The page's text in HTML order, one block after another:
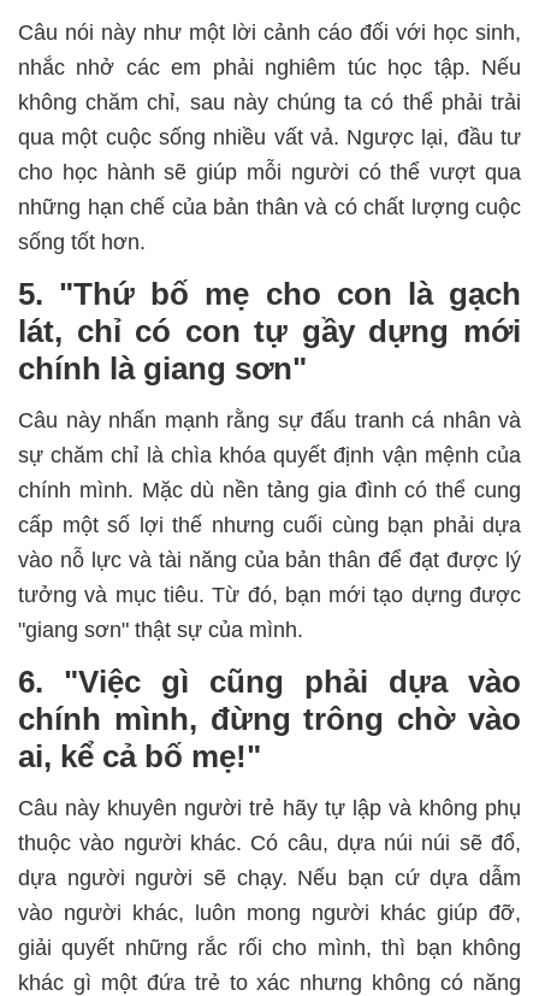
Câu nói này như một lời cảnh cáo đối với học sinh,
nhắc nhở các em phải nghiêm túc học tập. Nếu
không chăm chỉ, sau này chúng ta có thể phải trải
qua một cuộc sống nhiều vất vả. Ngược lại, đầu tư
cho học hành sẽ giúp mỗi người có thể vượt qua
những hạn chế của bản thân và có chất lượng cuộc
sống tốt hơn.
5. "Thứ bố mẹ cho con là gạch
lát, chỉ có con tự gầy dựng mới
chính là giang sơn"
Câu này nhấn mạnh rằng sự đấu tranh cá nhân và
sự chăm chỉ là chìa khóa quyết định vận mệnh của
chính mình. Mặc dù nền tảng gia đình có thể cung
cấp một số lợi thế nhưng cuối cùng bạn phải dựa
vào nỗ lực và tài năng của bản thân để đạt được lý
tưởng và mục tiêu. Từ đó, bạn mới tạo dựng được
"giang sơn" thật sự của mình.
6. "Việc gì cũng phải dựa vào
chính mình, đừng trông chờ vào
ai, kể cả bố mẹ!"
Câu này khuyên người trẻ hãy tự lập và không phụ
thuộc vào người khác. Có câu, dựa núi núi sẽ đổ,
dựa người người sẽ chạy. Nếu bạn cứ dựa dẫm
vào người khác, luôn mong người khác giúp đỡ,
giải quyết những rắc rối cho mình, thì bạn không
khác gì một đứa trẻ to xác nhưng không có năng